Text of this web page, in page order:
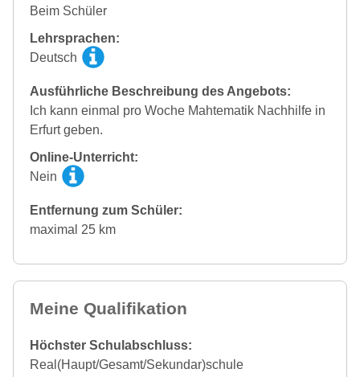
Beim Schüler
Lehrsprachen:
Deutsch
Ausführliche Beschreibung des Angebots:
Ich kann einmal pro Woche Mahtematik Nachhilfe in
Erfurt geben.
Online-Unterricht:
Nein
Entfernung zum Schüler:
maximal 25 km
Meine Qualifikation
Höchster Schulabschluss:
Real(Haupt/Gesamt/Sekundar)schule